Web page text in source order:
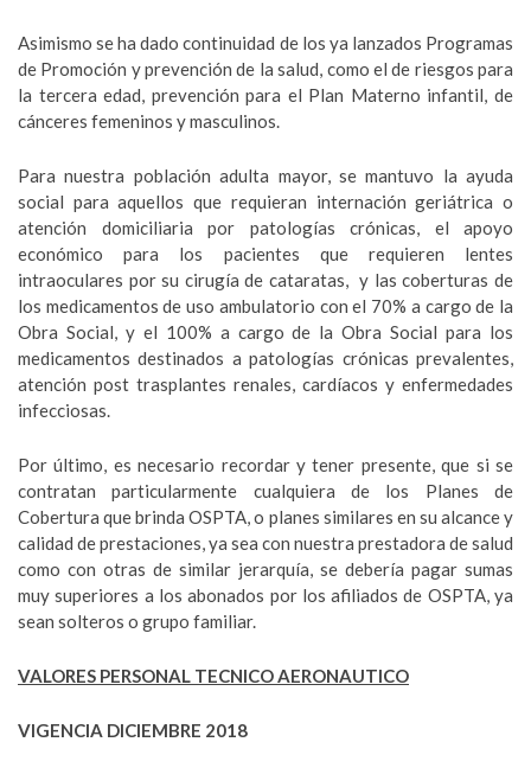
Asimismo se ha dado continuidad de los ya lanzados Programas
de Promoción y prevención de la salud, como el de riesgos para
la tercera edad, prevención para el Plan Materno infantil, de
cánceres femeninos y masculinos.
Para nuestra población adulta mayor, se mantuvo la ayuda
social para aquellos que requieran internación geriátrica o
atención domiciliaria por patologías crónicas, el apoyo
económico para los pacientes que requieren lentes
intraoculares por su cirugía de cataratas, y las coberturas de
los medicamentos de uso ambulatorio con el 70% a cargo de la
Obra Social, y el 100% a cargo de la Obra Social para los
medicamentos destinados a patologías crónicas prevalentes,
atención post trasplantes renales, cardíacos y enfermedades
infecciosas.
Por último, es necesario recordar y tener presente, que si se
contratan particularmente cualquiera de los Planes de
Cobertura que brinda OSPTA, o planes similares en su alcance y
calidad de prestaciones, ya sea con nuestra prestadora de salud
como con otras de similar jerarquía, se debería pagar sumas
muy superiores a los abonados por los afiliados de OSPTA, ya
sean solteros o grupo familiar.
VALORES PERSONAL TECNICO AERONAUTICO
VIGENCIA DICIEMBRE 2018